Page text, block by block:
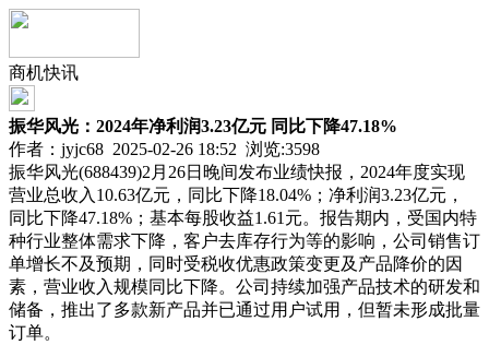
商机快讯
振华风光：2024年净利润3.23亿元 同比下降47.18%
作者：jyjc68 2025-02-26 18:52 浏览:3598
振华风光(688439)2月26日晚间发布业绩快报，2024年度实现
营业总收入10.63亿元，同比下降18.04%；净利润3.23亿元，
同比下降47.18%；基本每股收益1.61元。报告期内，受国内特
种行业整体需求下降，客户去库存行为等的影响，公司销售订
单增长不及预期，同时受税收优惠政策变更及产品降价的因
素，营业收入规模同比下降。公司持续加强产品技术的研发和
储备，推出了多款新产品并已通过用户试用，但暂未形成批量
订单。